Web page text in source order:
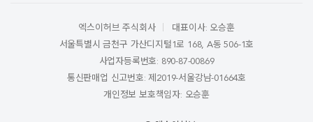
엑스이허브 주식회사
대표이사: 오승훈
서울특별시 금천구 가산디지털1로 168, A동 506-1호
사업자등록번호: 890-87-00869
통신판매업 신고번호: 제2019-서울강남-01664호
개인정보 보호책임자: 오승훈